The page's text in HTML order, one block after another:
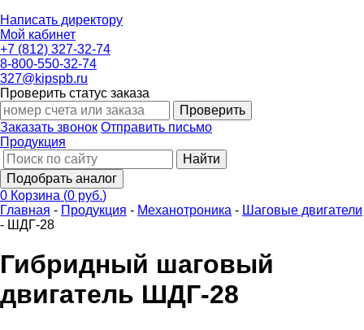
Написать директору
Мой кабинет
+7 (812) 327-32-74
8-800-550-32-74
327@kipspb.ru
Проверить статус заказа
Проверить
Заказать звонок Отправить письмо
Продукция
Найти
Подобрать аналог
0 Корзина (0 руб.)
Главная - Продукция - Механотроника - Шаговые двигатели
- ШДГ-28
Гибридный шаговый
двигатель ШДГ-28